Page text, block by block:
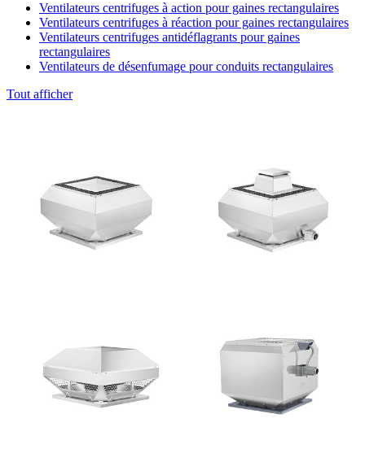
Ventilateurs centrifuges à action pour gaines rectangulaires
Ventilateurs centrifuges à réaction pour gaines rectangulaires
Ventilateurs centrifuges antidéflagrants pour gaines
rectangulaires
Ventilateurs de désenfumage pour conduits rectangulaires
Tout afficher